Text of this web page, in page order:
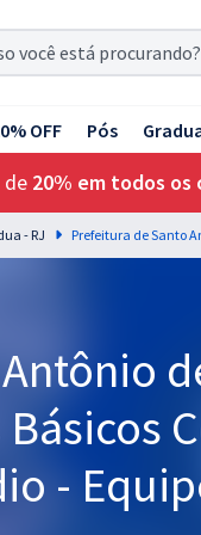
OFF Pós
de 20% em todos os
- RJ
-